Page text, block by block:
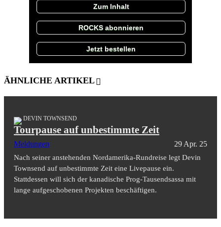
Zum Inhalt
ROCKS abonnieren
Jetzt bestellen
ÄHNLICHE ARTIKEL
DEVIN TOWNSEND
Tourpause auf unbestimmte Zeit
Meldungen 29 Apr. 25
Nach seiner anstehenden Nordamerika-Rundreise legt Devin
Townsend auf unbestimmte Zeit eine Livepause ein.
Stattdessen will sich der kanadische Prog-Tausendsassa mit
lange aufgeschobenen Projekten beschäftigen.